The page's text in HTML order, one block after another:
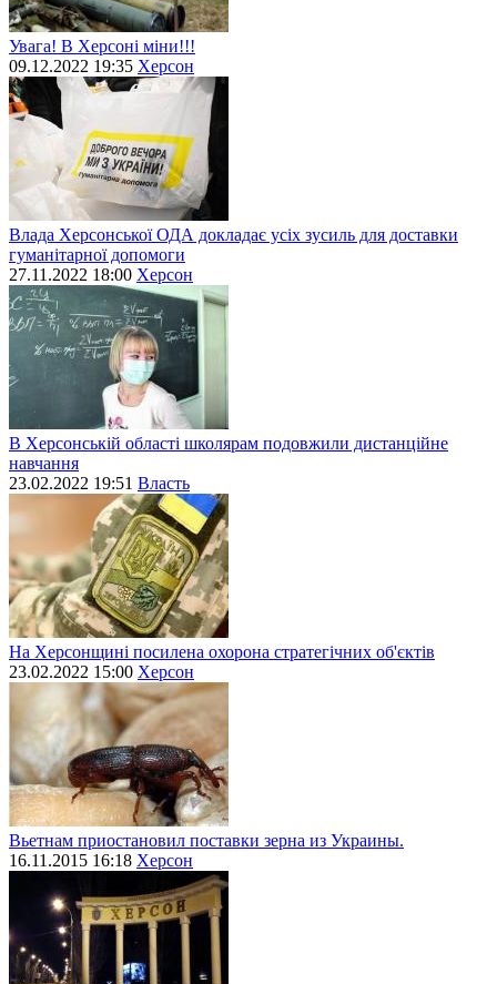
Увага! В Херсоні міни!!!
09.12.2022 19:35 Херсон
Влада Херсонської ОДА докладає усіх зусиль для доставки
гуманітарної допомоги
27.11.2022 18:00 Херсон
В Херсонській області школярам подовжили дистанційне
навчання
23.02.2022 19:51 Власть
На Херсонщині посилена охорона стратегічних об'єктів
23.02.2022 15:00 Херсон
Вьетнам приостановил поставки зерна из Украины.
16.11.2015 16:18 Херсон